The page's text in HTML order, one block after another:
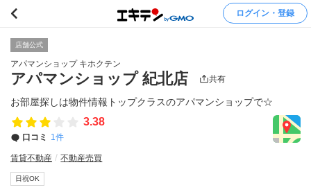
ログイン・登録
店舗公式
アパマンショップ キホクテン
アパマンショップ 紀北店 共有
お部屋探しは物件情報トップクラスのアパマンショップで☆
3.38
口コミ 1件
賃貸不動産 不動産売買
日祝OK